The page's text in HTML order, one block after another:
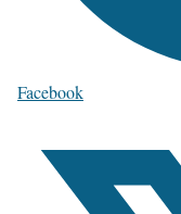
Facebook